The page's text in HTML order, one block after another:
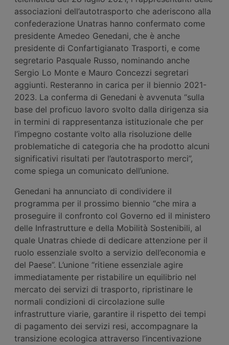
associazioni dell’autotrasporto che aderiscono alla
confederazione Unatras hanno confermato come
presidente Amedeo Genedani, che è anche
presidente di Confartigianato Trasporti, e come
segretario Pasquale Russo, nominando anche
Sergio Lo Monte e Mauro Concezzi segretari
aggiunti. Resteranno in carica per il biennio 2021-
2023. La conferma di Genedani è avvenuta “sulla
base del proficuo lavoro svolto dalla dirigenza sia
in termini di rappresentanza istituzionale che per
l’impegno costante volto alla risoluzione delle
problematiche di categoria che ha prodotto alcuni
significativi risultati per l’autotrasporto merci”,
come spiega un comunicato dell’unione.
Genedani ha annunciato di condividere il
programma per il prossimo biennio “che mira a
proseguire il confronto col Governo ed il ministero
delle Infrastrutture e della Mobilità Sostenibili, al
quale Unatras chiede di dedicare attenzione per il
ruolo essenziale svolto a servizio dell’economia e
del Paese”. L’unione “ritiene essenziale agire
immediatamente per ristabilire un equilibrio nel
mercato dei servizi di trasporto, ripristinare le
normali condizioni di circolazione sulle
infrastrutture viarie, garantire il rispetto dei tempi
di pagamento dei servizi resi, accompagnare la
transizione ecologica attraverso l’incentivazione